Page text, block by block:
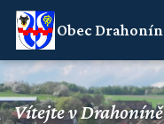
Obec Drahonín
Vítejte v Drahoníně